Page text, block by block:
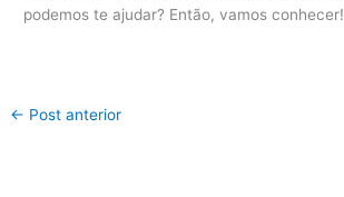
podemos te ajudar? Então, vamos conhecer!
← Post anterior